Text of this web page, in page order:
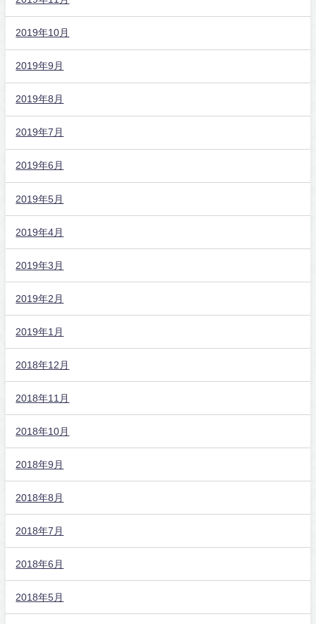
2019年10月
2019年9月
2019年8月
2019年7月
2019年6月
2019年5月
2019年4月
2019年3月
2019年2月
2019年1月
2018年12月
2018年11月
2018年10月
2018年9月
2018年8月
2018年7月
2018年6月
2018年5月